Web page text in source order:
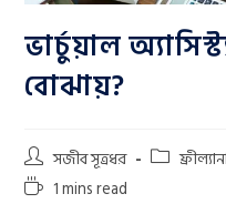
ভার্চুয়াল
বোঝায়?
সজীব সূত্রধর
1 mins read